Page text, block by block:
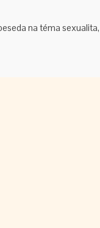
na téma